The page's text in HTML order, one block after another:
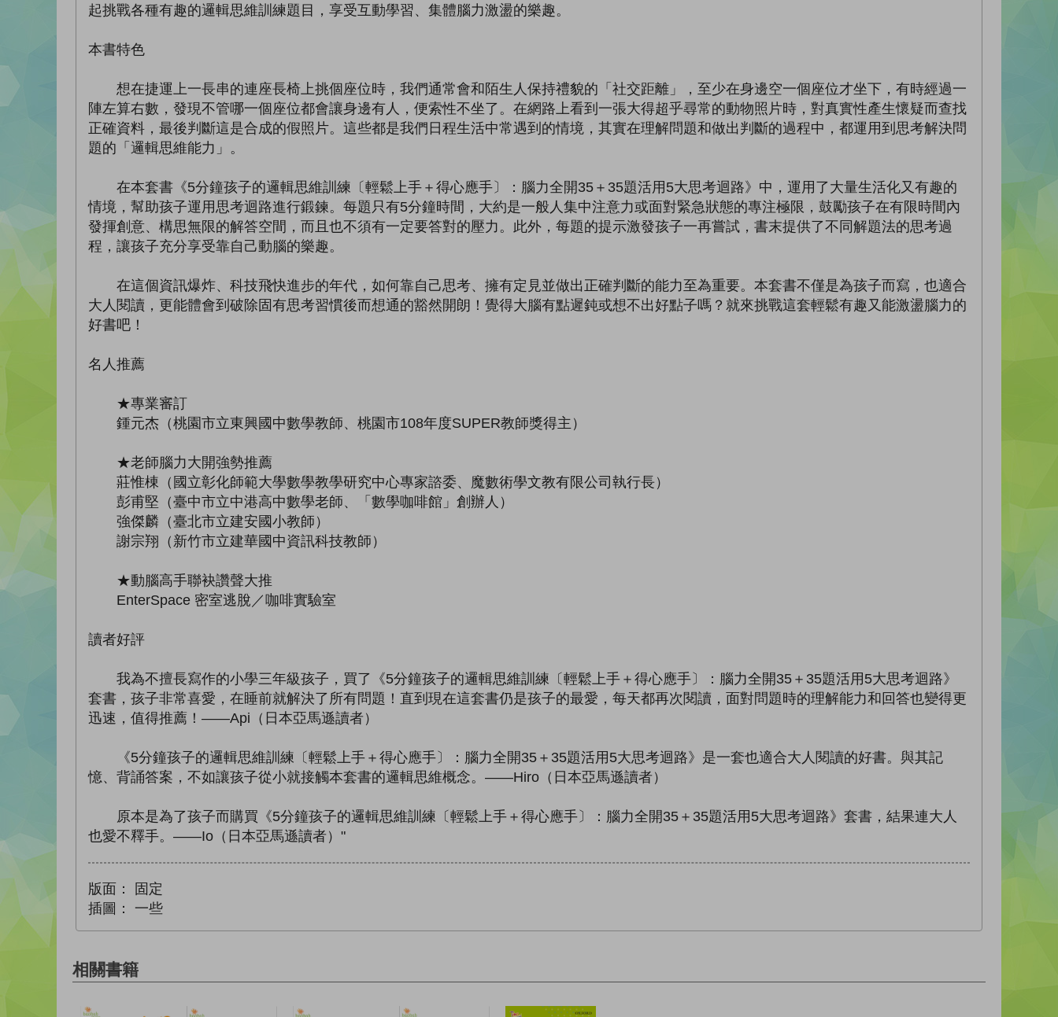
起挑戰各種有趣的邏輯思維訓練題目，享受互動學習、集體腦力激盪的樂趣。
本書特色
想在捷運上一長串的連座長椅上挑個座位時，我們通常會和陌生人保持禮貌的「社交距離」，至少在身邊空一個座位才坐下，有時經過一
陣左算右數，發現不管哪一個座位都會讓身邊有人，便索性不坐了。在網路上看到一張大得超乎尋常的動物照片時，對真實性產生懷疑而查找
正確資料，最後判斷這是合成的假照片。這些都是我們日程生活中常遇到的情境，其實在理解問題和做出判斷的過程中，都運用到思考解決問
題的「邏輯思維能力」。
在本套書《5分鐘孩子的邏輯思維訓練〔輕鬆上手＋得心應手〕：腦力全開35＋35題活用5大思考迴路》中，運用了大量生活化又有趣的
情境，幫助孩子運用思考迴路進行鍛鍊。每題只有5分鐘時間，大約是一般人集中注意力或面對緊急狀態的專注極限，鼓勵孩子在有限時間內
發揮創意、構思無限的解答空間，而且也不須有一定要答對的壓力。此外，每題的提示激發孩子一再嘗試，書末提供了不同解題法的思考過
程，讓孩子充分享受靠自己動腦的樂趣。
在這個資訊爆炸、科技飛快進步的年代，如何靠自己思考、擁有定見並做出正確判斷的能力至為重要。本套書不僅是為孩子而寫，也適合
大人閱讀，更能體會到破除固有思考習慣後而想通的豁然開朗！覺得大腦有點遲鈍或想不出好點子嗎？就來挑戰這套輕鬆有趣又能激盪腦力的
好書吧！
名人推薦
★專業審訂
鍾元杰（桃園市立東興國中數學教師、桃園市108年度SUPER教師獎得主）
★老師腦力大開強勢推薦
莊惟棟（國立彰化師範大學數學教學研究中心專家諮委、魔數術學文教有限公司執行長）
彭甫堅（臺中市立中港高中數學老師、「數學咖啡館」創辦人）
強傑麟（臺北市立建安國小教師）
謝宗翔（新竹市立建華國中資訊科技教師）
★動腦高手聯袂讚聲大推
EnterSpace 密室逃脫／咖啡實驗室
讀者好評
我為不擅長寫作的小學三年級孩子，買了《5分鐘孩子的邏輯思維訓練〔輕鬆上手＋得心應手〕：腦力全開35＋35題活用5大思考迴路》
套書，孩子非常喜愛，在睡前就解決了所有問題！直到現在這套書仍是孩子的最愛，每天都再次閱讀，面對問題時的理解能力和回答也變得更
迅速，值得推薦！——Api（日本亞馬遜讀者）
《5分鐘孩子的邏輯思維訓練〔輕鬆上手＋得心應手〕：腦力全開35＋35題活用5大思考迴路》是一套也適合大人閱讀的好書。與其記
憶、背誦答案，不如讓孩子從小就接觸本套書的邏輯思維概念。——Hiro（日本亞馬遜讀者）
原本是為了孩子而購買《5分鐘孩子的邏輯思維訓練〔輕鬆上手＋得心應手〕：腦力全開35＋35題活用5大思考迴路》套書，結果連大人
也愛不釋手。——Io（日本亞馬遜讀者）"
版面：
固定
插圖：
一些
相關書籍